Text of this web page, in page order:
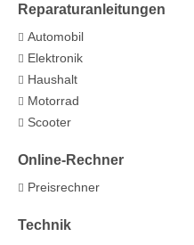
Reparaturanleitungen
Automobil
Elektronik
Haushalt
Motorrad
Scooter
Online-Rechner
Preisrechner
Technik